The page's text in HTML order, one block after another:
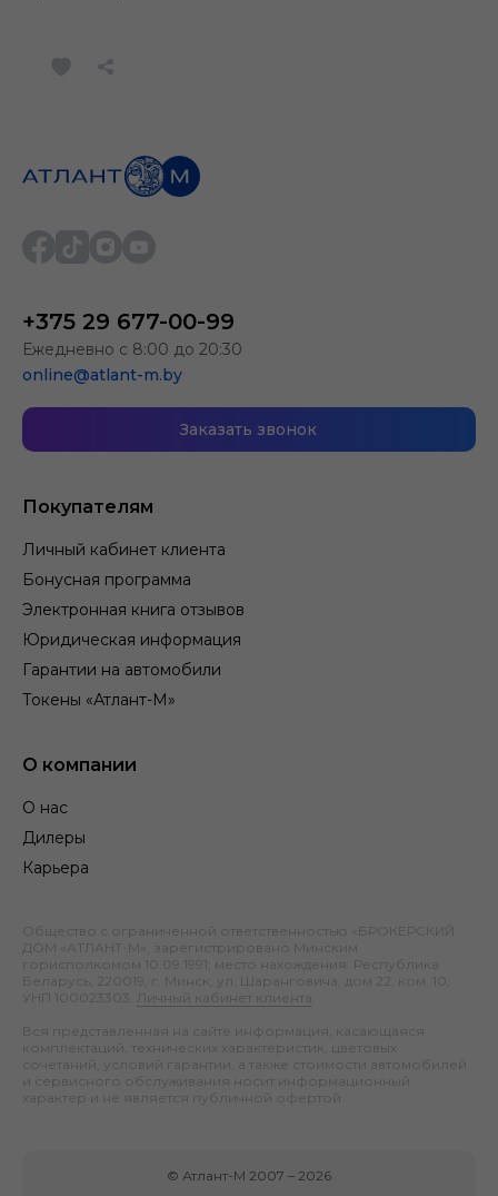
Покупателям
Личный кабинет клиента
Бонусная программа
Электронная книга отзывов
Юридическая информация
Гарантии на автомобили
Токены «Атлант-М»
О компании
О нас
Дилеры
Карьера
+375 29 677-00-99
Ежедневно с 8:00 до 20:30
online@atlant-m.by
Заказать звонок
Общество с ограниченной ответственностью «БРОКЕРСКИЙ
ДОМ «АТЛАНТ-М», зарегистрировано Минским
горисполкомом 10.09.1991; место нахождения: Республика
Беларусь, 220019, г. Минск, ул. Шаранговича, дом 22, ком. 10;
УНП 100023303.
Личный кабинет клиента
Вся представленная на сайте информация, касающаяся
комплектаций, технических характеристик, цветовых
сочетаний, условий гарантии, а также стоимости автомобилей
и сервисного обслуживания носит информационный
характер и не является публичной офертой.
© Атлант-М 2007 – 2026